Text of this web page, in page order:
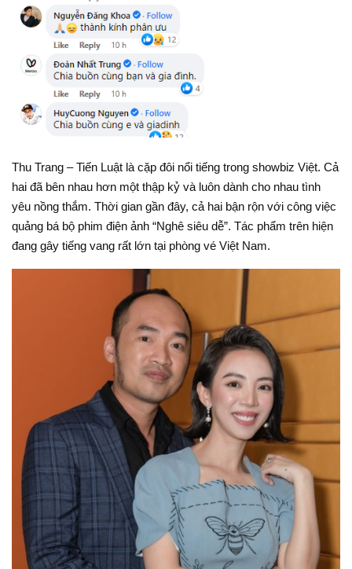
Thu Trang – Tiến Luật là cặp đôi nổi tiếng trong showbiz Việt. Cả
hai đã bên nhau hơn một thập kỷ và luôn dành cho nhau tình
yêu nồng thắm. Thời gian gần đây, cả hai bận rộn với công việc
quảng bá bộ phim điện ảnh “Nghê siêu dễ”. Tác phẩm trên hiện
đang gây tiếng vang rất lớn tại phòng vé Việt Nam.